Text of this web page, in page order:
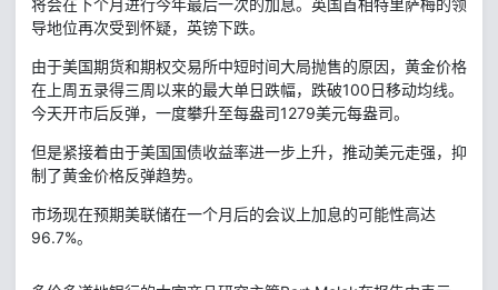
将会在下个月进行今年最后一次的加息。英国首相特里萨梅的领
导地位再次受到怀疑，英镑下跌。
由于美国期货和期权交易所中短时间大局抛售的原因，黄金价格
在上周五录得三周以来的最大单日跌幅，跌破100日移动均线。
今天开市后反弹，一度攀升至每盎司1279美元每盎司。
但是紧接着由于美国国债收益率进一步上升，推动美元走强，抑
制了黄金价格反弹趋势。
市场现在预期美联储在一个月后的会议上加息的可能性高达
96.7%。